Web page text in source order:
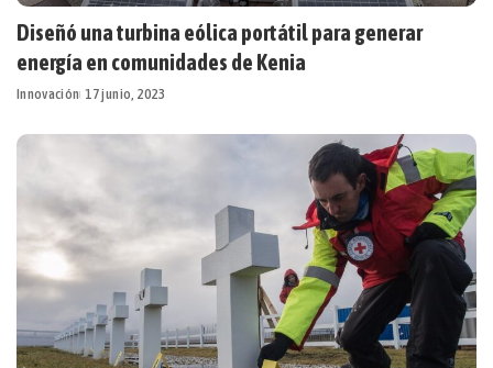
Diseñó una turbina eólica portátil para generar
energía en comunidades de Kenia
Innovación 17 junio, 2023